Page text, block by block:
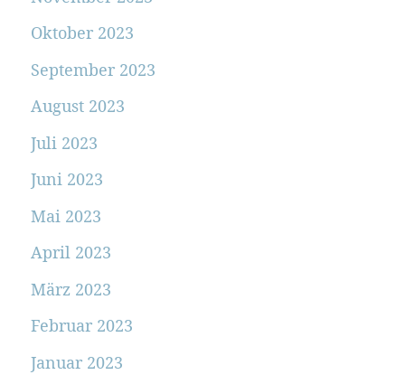
Oktober 2023
September 2023
August 2023
Juli 2023
Juni 2023
Mai 2023
April 2023
März 2023
Februar 2023
Januar 2023